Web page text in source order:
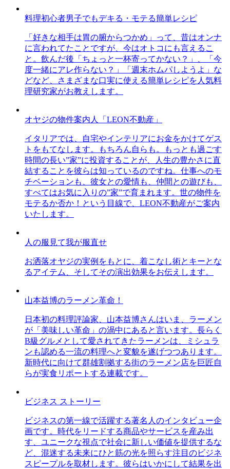
料理初心者男子でもデキる・モテる簡単レシピ
「好きな相手は胃の腑からつかめ」って、昔はオンナ
に言われてたことですが、今はオトコにも言えるこ
と。飲んだ後「ちょっと一杯寄ってかない？」、「今
度一緒にアレ作らない？」「週末ホムパしようよ」な
どなど、さまざまな口実に使える簡単レシピを人気料
理研究家がお教えします。
オヤジの物件案内人「LEON不動産」
イタリアでは、自宅やインテリアにお金をかけてゲス
トをもてなします。もちろん自らも。もっとも過ごす
時間の長い”家”に投資することが、人生の豊かさに直
結することを彼らは知っているのですね。仕事へのモ
チベーションも、彼女との愛情も、仲間との遊びも、
すべてはお気に入りの”家”で育まれます。世の物件を
モテるか否か！という目線で、LEON不動産がご案内
いたします。
人の服見て我が服直せ
お洒落オヤジの実例をもとに、着こなし術とキーとな
るアイテム、そしてその演出効果をお伝えします。
山本益博のラーメン革命！
日本初の料理評論家、山本益博さんはいま、ラーメン
が「美味しい革命」の渦中にあると言います。長らく
B級グルメとして愛されてきたラーメンは、ミシュラ
ンも認める一流の料理へと変貌を遂げつつあります。
新時代に向けて群雄割拠する街のラーメン店を巨匠自
らが実食リポートする連載です。
ビジネス ストーリー
ビジネスの第一線で活躍する著名人のインタビュー企
画です。時代をリードする商品やサービスを産み出
す、ユニークな視点で社会に新しい価値を提供するな
ど、混迷する未来にひと筋の光を照らす注目のビジネ
スピープルを取材します。彼らはいかにして結果を出